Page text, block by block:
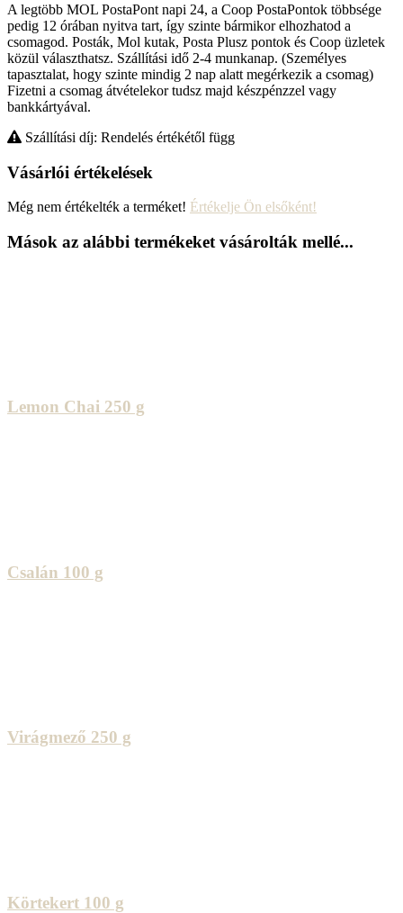
A legtöbb MOL PostaPont napi 24, a Coop PostaPontok többsége
pedig 12 órában nyitva tart, így szinte bármikor elhozhatod a
csomagod. Posták, Mol kutak, Posta Plusz pontok és Coop üzletek
közül választhatsz. Szállítási idő 2-4 munkanap. (Személyes
tapasztalat, hogy szinte mindig 2 nap alatt megérkezik a csomag)
Fizetni a csomag átvételekor tudsz majd készpénzzel vagy
bankkártyával.
Szállítási díj: Rendelés értékétől függ
Vásárlói értékelések
Még nem értékelték a terméket! Értékelje Ön elsőként!
Mások az alábbi termékeket vásárolták mellé...
Lemon Chai 250 g
Csalán 100 g
Virágmező 250 g
Körtekert 100 g